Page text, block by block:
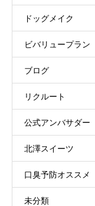
ドッグメイク
ビバリュープラン
ブログ
リクルート
公式アンバサダー
北澤スイーツ
口臭予防オススメ
未分類